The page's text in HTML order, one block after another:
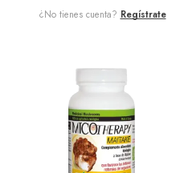
¿No tienes cuenta? Regístrate